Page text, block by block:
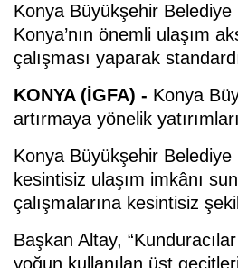
Konya Büyükşehir Belediye
Konya’nın önemli ulaşım
çalışması yaparak
KONYA (İGFA) - Konya
artırmaya yönelik
Konya Büyükşehir
kesintisiz ulaşım imkânı
çalışmalarına kesintisiz
Başkan Altay,
yoğun kullanılan üst